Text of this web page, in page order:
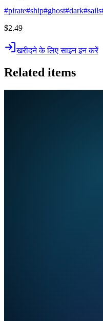
#pirate#ship#ghost#dark#sails
$2.49
खरीदने के लिए साइन इन करें
Related items